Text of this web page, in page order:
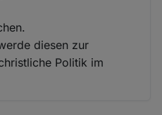
diesen zur
Politik im